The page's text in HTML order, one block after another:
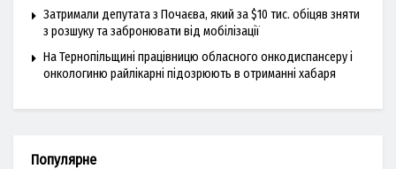
Затримали депутата з Почаєва, який за $10 тис. обіцяв зняти
з розшуку та забронювати від мобілізації
На Тернопільщині працівницю обласного онкодиспансеру і
онкологиню райлікарні підозрюють в отриманні хабаря
Популярне